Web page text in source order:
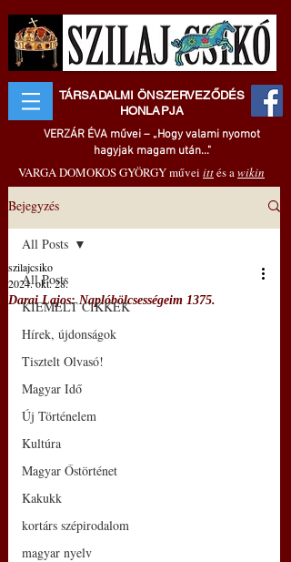
TÁRSADALMI ÖNSZERVEZŐDÉS
HONLAPJA
VERZÁR ÉVA művei – „Hogy valami nyomot
hagyjak magam után..."
VARGA DOMOKOS GYÖRGY művei ittés awikin
Bejegyzés
All Posts
KIEMELT CIKKEK
Hírek, újdonságok
Tisztelt Olvasó!
Magyar Idő
Új Történelem
Kultúra
Magyar Őstörténet
Kakukk
kortárs szépirodalom
magyar nyelv
All Posts
Darai Lajos: Naplóbölcsességeim 1375.
szilajcsiko
2024. okt. 28.